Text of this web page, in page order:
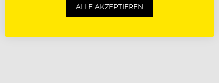
ALLE AKZEPTIEREN